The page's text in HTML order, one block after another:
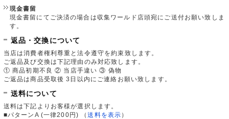
現金書留
現金書留にてご決済の場合は収集ワールド店頭宛にご送付お願い致しま
す。
返品・交換について
当店は消費者権利尊重と法令遵守を約束致します。
ご返品及び交換は下記理由のみ対応致します。
① 商品初期不良 ② 当店手違い ③ 偽物
ご返品は商品受取後 3日以内にご連絡お願い致します。
送料について
送料は下記よりお客様が選択します。
■パターンA (一律200円)
（送料を表示 ）